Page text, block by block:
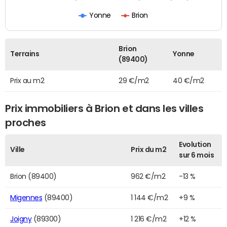
Yonne Brion
Terrains
Brion
(89400)
Yonne
Prix au m2 29 €/m2 40 €/m2
Prix immobiliers à Brion et dans les villes
proches
Ville Prix du m2
Evolution
sur 6 mois
Brion (89400) 962 €/m2 -13 %
Migennes (89400) 1 144 €/m2 +9 %
Joigny(89300) 1 216 €/m2 +12 %